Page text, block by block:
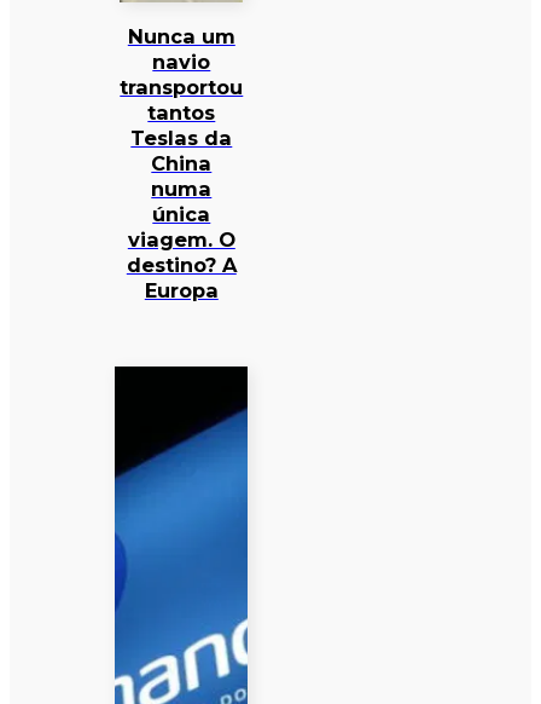
Nunca um
navio
transportou
tantos
Teslas da
China
numa
única
viagem. O
destino? A
Europa